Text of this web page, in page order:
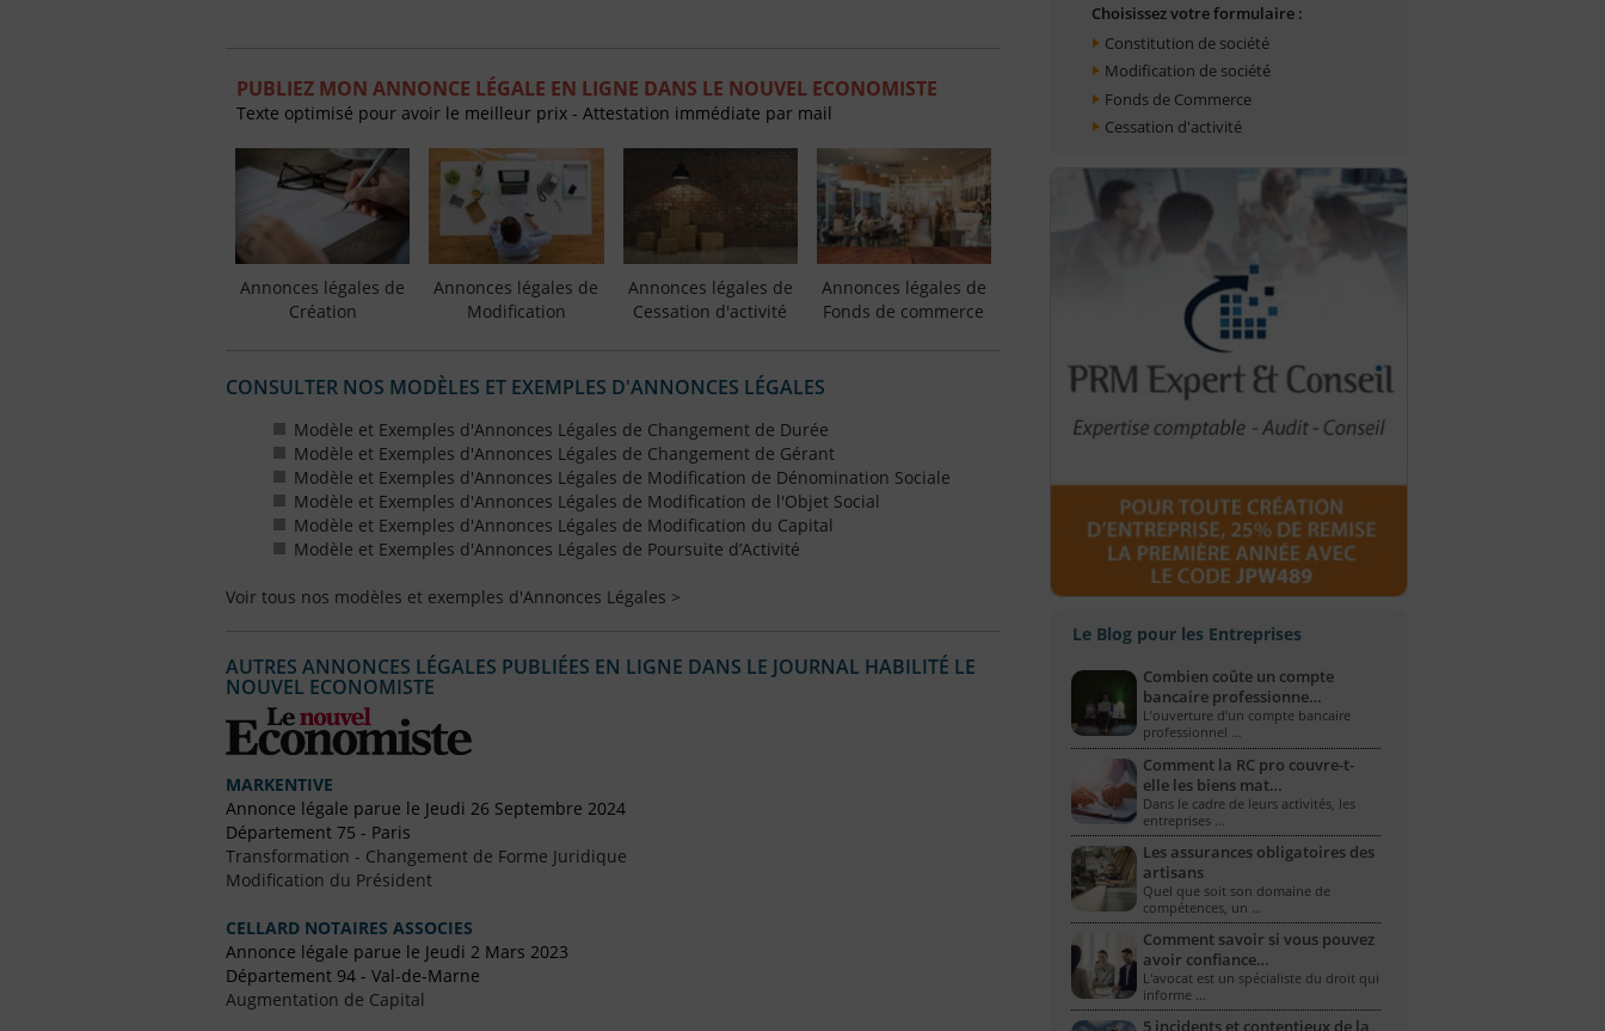
PUBLIEZ MON ANNONCE LÉGALE EN LIGNE DANS LE NOUVEL ECONOMISTE
Texte optimisé pour avoir le meilleur prix - Attestation immédiate par mail
Annonces légales de
Création
Annonces légales de
Modification
Annonces légales de
Cessation d'activité
Annonces légales de
Fonds de commerce
CONSULTER NOS MODÈLES ET EXEMPLES D'ANNONCES LÉGALES
Modèle et Exemples d'Annonces Légales de Changement de Durée
Modèle et Exemples d'Annonces Légales de Changement de Gérant
Modèle et Exemples d'Annonces Légales de Modification de Dénomination Sociale
Modèle et Exemples d'Annonces Légales de Modification de l'Objet Social
Modèle et Exemples d'Annonces Légales de Modification du Capital
Modèle et Exemples d'Annonces Légales de Poursuite d’Activité
Voir tous nos modèles et exemples d'Annonces Légales >
AUTRES ANNONCES LÉGALES PUBLIÉES EN LIGNE DANS LE JOURNAL HABILITÉ LE
NOUVEL ECONOMISTE
MARKENTIVE
Annonce légale parue le Jeudi 26 Septembre 2024
Département 75 - Paris
Transformation - Changement de Forme Juridique
Modification du Président
CELLARD NOTAIRES ASSOCIES
Annonce légale parue le Jeudi 2 Mars 2023
Département 94 - Val-de-Marne
Augmentation de Capital
Choisissez votre formulaire :
Constitution de société
Modification de société
Fonds de Commerce
Cessation d'activité
Le Blog pour les Entreprises
Combien coûte un compte
bancaire professionne…
L’ouverture d’un compte bancaire
professionnel …
Comment la RC pro couvre-t-
elle les biens mat…
Dans le cadre de leurs activités, les
entreprises …
Les assurances obligatoires des
artisans
Quel que soit son domaine de
compétences, un …
Comment savoir si vous pouvez
avoir confiance…
L'avocat est un spécialiste du droit qui
informe …
5 incidents et contentieux de la